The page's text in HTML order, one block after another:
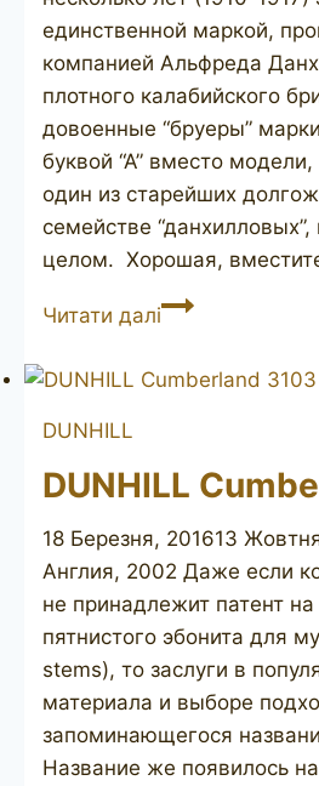
единственной маркой,
компанией Альфреда
плотного калабийского
довоенные “бруеры”
буквой “А” вместо
один из старейших
семействе
целом. Хорошая,
Читати даліDUNHILL
50
DUNHILL
DUNHILL
18 Березня, 201613
Англия, 2002 Даже если
не принадлежит патент на
пятнистого эбонита для
stems), то заслуги в
материала и выборе
запоминающегося
Название же появилось